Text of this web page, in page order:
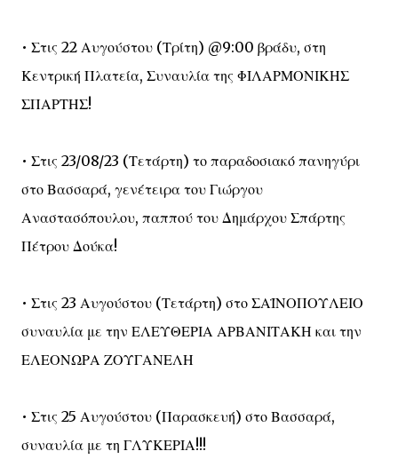
• Στις 22 Αυγούστου (Τρίτη) @9:00 βράδυ, στη
Κεντρική Πλατεία, Συναυλία της ΦΙΛΑΡΜΟΝΙΚΗΣ
ΣΠΑΡΤΗΣ!
• Στις 23/08/23 (Τετάρτη) το παραδοσιακό πανηγύρι
στο Βασσαρά, γενέτειρα του Γιώργου
Αναστασόπουλου, παππού του Δημάρχου Σπάρτης
Πέτρου Δούκα!
• Στις 23 Αυγούστου (Τετάρτη) στο ΣΑΪΝΟΠΟΥΛΕΙΟ
συναυλία με την ΕΛΕΥΘΕΡΙΑ ΑΡΒΑΝΙΤΑΚΗ και την
ΕΛΕΟΝΩΡΑ ΖΟΥΓΑΝΕΛΗ
• Στις 25 Αυγούστου (Παρασκευή) στο Βασσαρά,
συναυλία με τη ΓΛΥΚΕΡΙΑ!!!